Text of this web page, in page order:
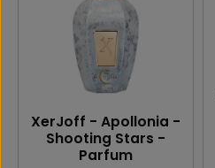
XerJoff - Apollonia -
Shooting Stars -
Parfum